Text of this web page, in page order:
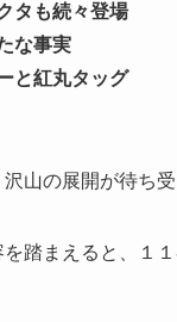
タも続々登場
な事実
と紅丸タッグ
山の展開が待ち受
踏まえると、１